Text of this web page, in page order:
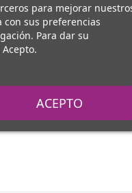
para mejorar
sus preferencias
Para dar su
ACEPTO